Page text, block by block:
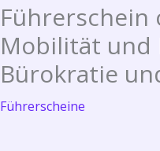
Führerschein
Mobilität und
Bürokratie
Führerscheine